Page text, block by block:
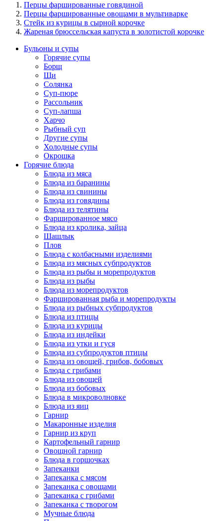
Перцы фаршированные говядиной
Перцы фаршированные овощами в мультиварке
Стейк из курицы в сырной корочке
Жареная брюссельская капуста в золотистой корочке
Бульоны и супы
Горячие супы
Борщ
Щи
Солянка
Суп-пюре
Рассольник
Суп-лапша
Харчо
Рыбный суп
Другие супы
Холодные супы
Окрошка
Горячие блюда
Блюда из мяса
Блюда из баранины
Блюда из свинины
Блюда из говядины
Блюда из телятины
Фаршированное мясо
Блюда из кролика, зайца
Шашлык
Плов
Блюда с колбасными изделиями
Блюда из мясных субпродуктов
Блюда из рыбы и морепродуктов
Блюда из рыбы
Блюда из морепродуктов
Фаршированная рыба и морепродукты
Блюда из рыбных субпродуктов
Блюда из птицы
Блюда из курицы
Блюда из индейки
Блюда из утки и гуся
Блюда из субпродуктов птицы
Блюда из овощей, грибов, бобовых
Блюда с грибами
Блюда из овощей
Блюда из бобовых
Блюда в микроволновке
Блюда из яиц
Гарнир
Макаронные изделия
Гарнир из круп
Картофельный гарнир
Овощной гарнир
Блюда в горшочках
Запеканки
Запеканка с мясом
Запеканка с овощами
Запеканка с грибами
Запеканка с творогом
Мучные блюда